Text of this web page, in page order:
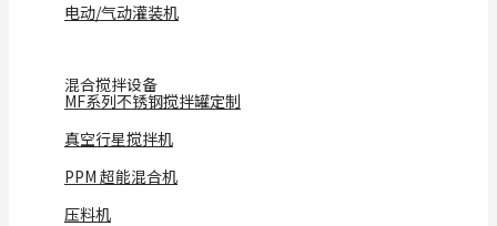
电动/气动灌装机
混合搅拌设备
MF系列不锈钢搅拌罐定制
真空行星搅拌机
PPM 超能混合机
压料机